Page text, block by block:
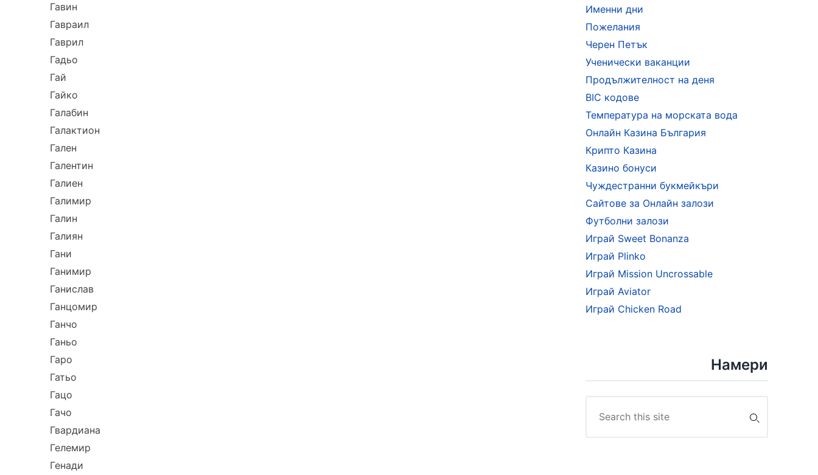
Гавин
Гавраил
Гаврил
Гадьо
Гай
Гайко
Галабин
Галактион
Гален
Галентин
Галиен
Галимир
Галин
Галиян
Гани
Ганимир
Ганислав
Ганцомир
Ганчо
Ганьо
Гаро
Гатьо
Гацо
Гачо
Гвардиана
Гелемир
Генади
Именни дни
Пожелания
Черен Петък
Ученически ваканции
Продължителност на деня
BIC кодове
Температура на морската вода
Онлайн Казина България
Крипто Казина
Казино бонуси
Чуждестранни букмейкъри
Сайтове за Онлайн залози
Футболни залози
Играй Sweet Bonanza
Играй Plinko
Играй Mission Uncrossable
Играй Aviator
Играй Chicken Road
Намери
for: